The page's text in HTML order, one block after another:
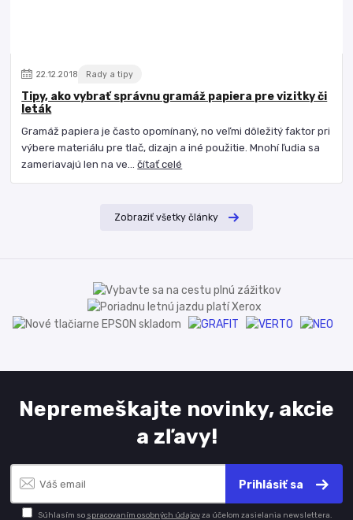
22 12 2018 Rady a tipy
Tipy, ako vybrať správnu gramáž papiera pre vizitky či
leták
Gramáž papiera je často opomínaný, no veľmi dôležitý faktor pri
výbere materiálu pre tlač, dizajn a iné použitie. Mnohí ľudia sa
zameriavajú len na ve...čítať celé
Zobraziť všetky články
Nepremeškajte novinky, akcie
a zľavy!
Prihlásiť sa
Súhlasím so spracovaním osobných údajovza účelom zasielania newslettera.